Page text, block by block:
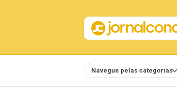
Navegue pelas categorias